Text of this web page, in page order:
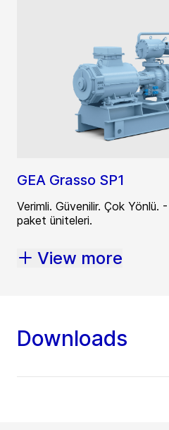
GEA Grasso SP1
Verimli. Güvenilir. Çok Yönlü.
paket üniteleri.
View more
Downloads